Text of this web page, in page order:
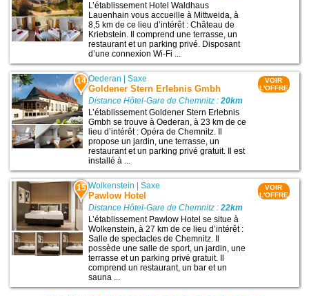
L’établissement Hotel Waldhaus
Lauenhain vous accueille à Mittweida, à
8,5 km de ce lieu d’intérêt : Château de
Kriebstein. Il comprend une terrasse, un
restaurant et un parking privé. Disposant
d’une connexion Wi-Fi ...
14 Oederan |Saxe
Goldener Stern Erlebnis Gmbh
Distance Hôtel-Gare de Chemnitz :20km
L’établissement Goldener Stern Erlebnis
Gmbh se trouve à Oederan, à 23 km de ce
lieu d’intérêt : Opéra de Chemnitz. Il
propose un jardin, une terrasse, un
restaurant et un parking privé gratuit. Il est
installé à ...
VOIR
L'OFFRE
15 Wolkenstein |Saxe
Pawlow Hotel
Distance Hôtel-Gare de Chemnitz :22km
L’établissement Pawlow Hotel se situe à
Wolkenstein, à 27 km de ce lieu d’intérêt :
Salle de spectacles de Chemnitz. Il
possède une salle de sport, un jardin, une
terrasse et un parking privé gratuit. Il
comprend un restaurant, un bar et un
sauna ...
VOIR
L'OFFRE